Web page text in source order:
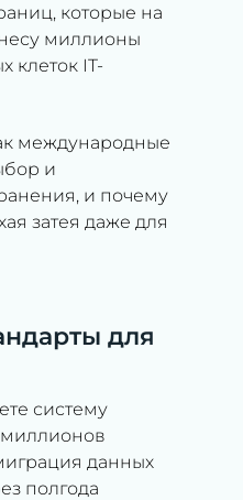
которые на
миллионы
клеток IT-
международные
и
и почему
затея даже для
для
систему
миллионов
данных
полгода